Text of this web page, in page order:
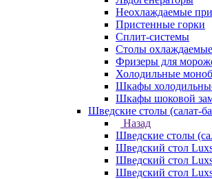
Неохлаждаемые
Пристенные горки
Сплит-системы
Столы охлаждаемые
Фризеры для
Холодильные
Шкафы
Шкафы шоковой
Шведские столы (салат-
Назад
Шведские столы
Шведский стол
Шведский стол
Шведский стол